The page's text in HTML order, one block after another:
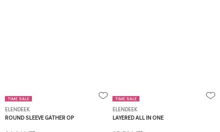
ELENDEEK
ROUND SLEEVE GATHER OP
ELENDEEK
LAYERED ALL IN ONE